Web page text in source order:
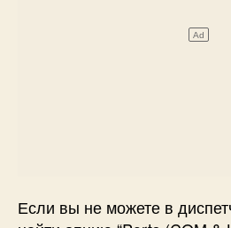
Если вы не можете в